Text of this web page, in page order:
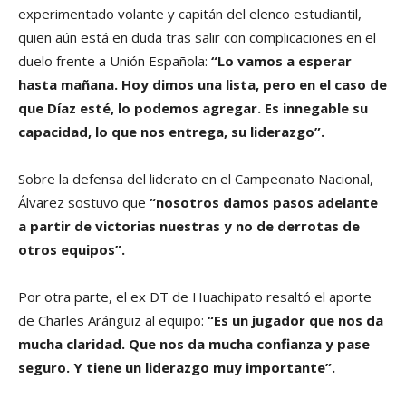
experimentado volante y capitán del elenco estudiantil,
quien aún está en duda tras salir con complicaciones en el
duelo frente a Unión Española: “Lo vamos a esperar
hasta mañana. Hoy dimos una lista, pero en el caso de
que Díaz esté, lo podemos agregar. Es innegable su
capacidad, lo que nos entrega, su liderazgo”.
Sobre la defensa del liderato en el Campeonato Nacional,
Álvarez sostuvo que “nosotros damos pasos adelante
a partir de victorias nuestras y no de derrotas de
otros equipos”.
Por otra parte, el ex DT de Huachipato resaltó el aporte
de Charles Aránguiz al equipo: “Es un jugador que nos da
mucha claridad. Que nos da mucha confianza y pase
seguro. Y tiene un liderazgo muy importante”.